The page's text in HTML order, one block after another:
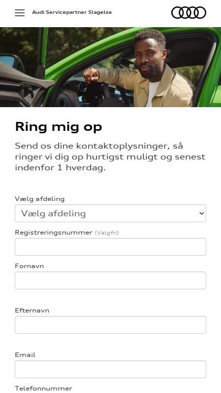
Toggle
navigation
Audi
Audi Servicepartner Slagelse
Ring mig op
Send os dine kontaktoplysninger, så
ringer vi dig op hurtigst muligt og senest
indenfor 1 hverdag.
Vælg afdeling
Registreringsnummer
Fornavn
Efternavn
Email
Telefonnummer